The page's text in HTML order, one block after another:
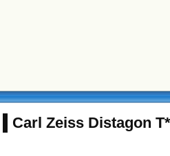
Carl Zeiss Distagon